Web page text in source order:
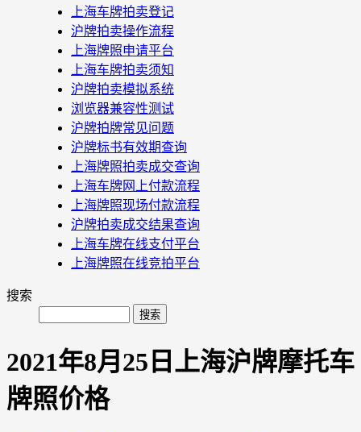
上海车牌拍卖登记
沪牌拍卖操作流程
上海牌照申请平台
上海车牌拍卖须知
沪牌拍卖模拟系统
浏览器兼容性测试
沪牌拍牌常见问题
沪牌标书有效期查询
上海牌照拍卖成交查询
上海车牌网上付款流程
上海牌照现场付款流程
沪牌拍卖成交结果查询
上海车牌在线支付平台
上海牌照在线竞拍平台
搜索
2021年8月25日上海沪牌摩托车
牌照价格